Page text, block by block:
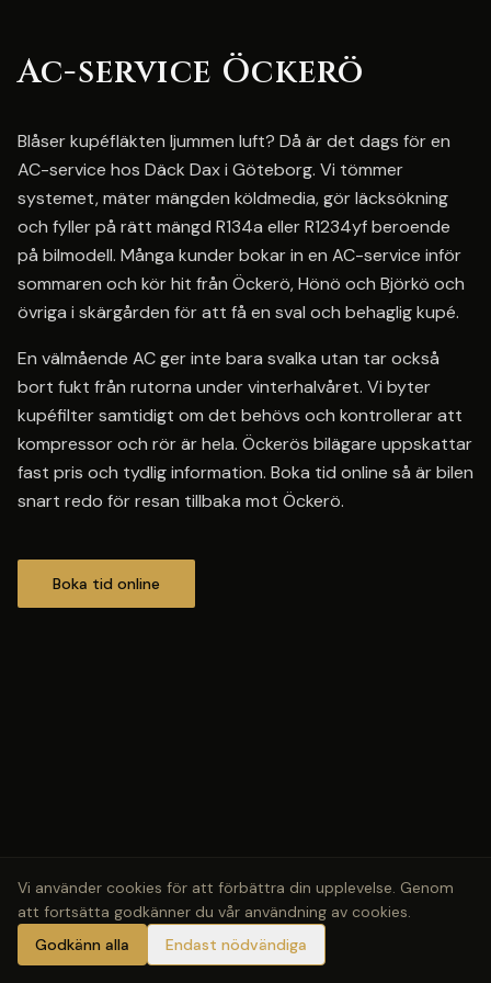
Ac-service Öckerö
Blåser kupéfläkten ljummen luft? Då är det dags för en
AC-service hos Däck Dax i Göteborg. Vi tömmer
systemet, mäter mängden köldmedia, gör läcksökning
och fyller på rätt mängd R134a eller R1234yf beroende
på bilmodell. Många kunder bokar in en AC-service inför
sommaren och kör hit från Öckerö, Hönö och Björkö och
övriga i skärgården för att få en sval och behaglig kupé.
En välmående AC ger inte bara svalka utan tar också
bort fukt från rutorna under vinterhalvåret. Vi byter
kupéfilter samtidigt om det behövs och kontrollerar att
kompressor och rör är hela. Öckerös bilägare uppskattar
fast pris och tydlig information. Boka tid online så är bilen
snart redo för resan tillbaka mot Öckerö.
Boka tid online
Vi använder cookies för att förbättra din upplevelse. Genom
att fortsätta godkänner du vår användning av cookies.
Godkänn alla
Endast nödvändiga